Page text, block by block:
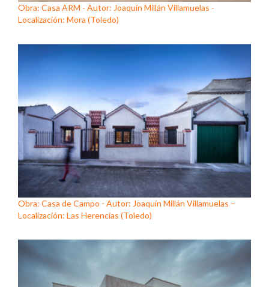
Obra: Casa ARM - Autor: Joaquín Millán Villamuelas -
Localización: Mora (Toledo)
Obra: Casa de Campo - Autor: Joaquín Millán Villamuelas –
Localización: Las Herencias (Toledo)